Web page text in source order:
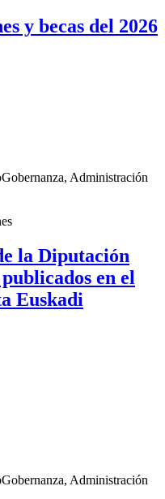
y becas del 2026
Gobernanza, Administración
la Diputación
en el
Euskadi
Gobernanza, Administración